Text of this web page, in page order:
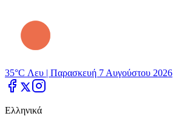
35°C Λευ | Παρασκευή 7 Αυγούστου 2026
Ελληνικά